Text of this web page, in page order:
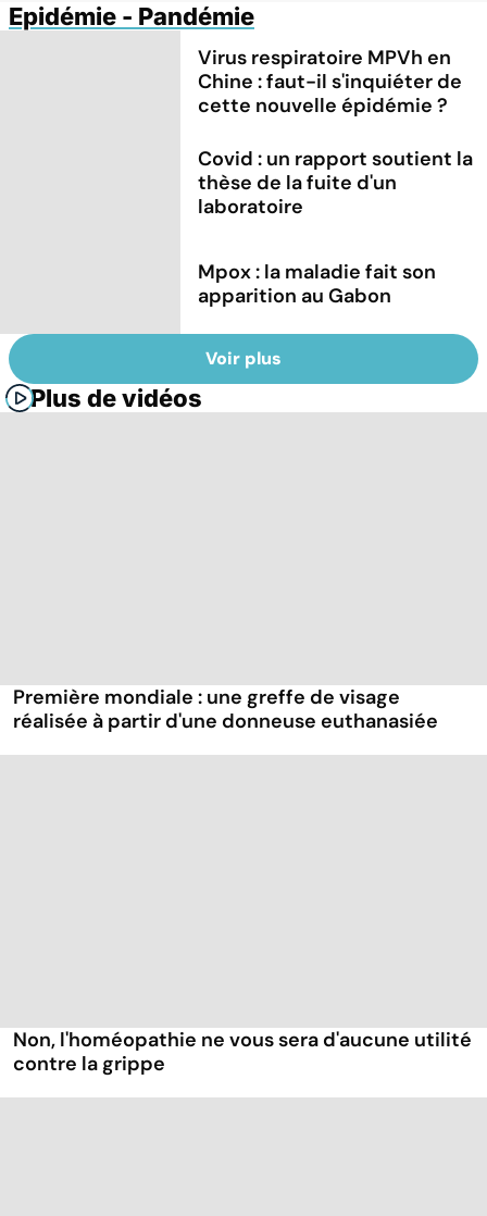
Epidémie - Pandémie
Virus respiratoire MPVh en
Chine : faut-il s'inquiéter de
cette nouvelle épidémie ?
Covid : un rapport soutient la
thèse de la fuite d'un
laboratoire
Mpox : la maladie fait son
apparition au Gabon
Voir plus
Plus de vidéos
Première mondiale : une greffe de visage
réalisée à partir d'une donneuse euthanasiée
Non, l'homéopathie ne vous sera d'aucune utilité
contre la grippe